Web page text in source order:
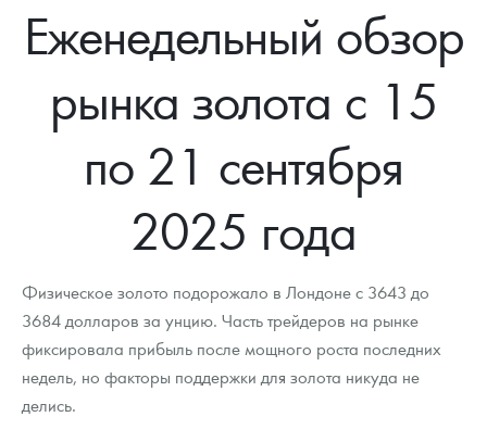
Инвестиционные монеты
Монеты Царской России
Монеты стран мира после 1950г
Георгий Победоносец
Золотой червонец Сеятель
Аксессуары
Гарри Поттер
Год Лошади
Как сделать заказ
Памятка для работы с монетами из драгметаллов
Условия возврата
Монеты
Доставка
Распродажа монет и жетонов
Аналитика и события
Итоги 2025 года. Прогноз курсов золота, серебра, платины на
Курс золота и серебра
Скупка слитков
Наши преимущества
Пресс-служба
Еженедельный обзор
рынка золота с 15
по 21 сентября
2025 года
Физическое золото подорожало в Лондоне с 3643 до
3684 долларов за унцию. Часть трейдеров на рынке
фиксировала прибыль после мощного роста последних
недель, но факторы поддержки для золота никуда не
делись.